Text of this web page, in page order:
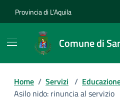
Provincia di L'Aquila
Comune di
Home / Servizi /
Asilo nido: rinuncia al servizio